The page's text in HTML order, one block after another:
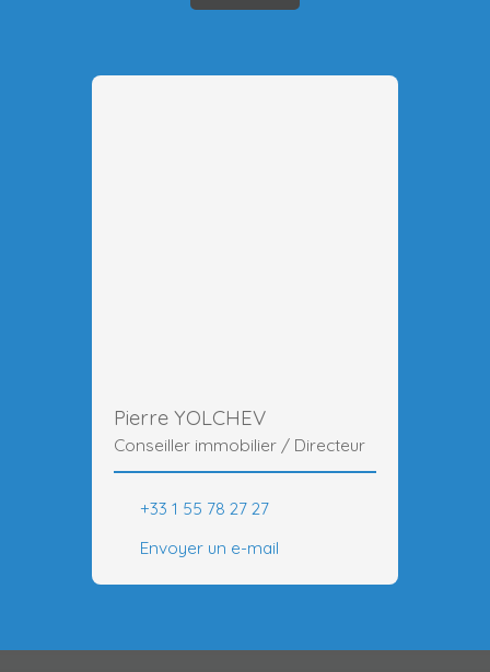
Pierre YOLCHEV
Conseiller immobilier / Directeur
+33 1 55 78 27 27
Envoyer un e-mail